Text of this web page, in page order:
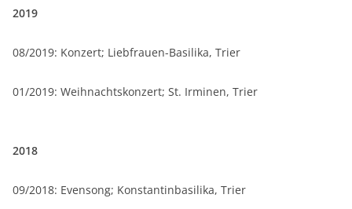
2019
08/2019: Konzert; Liebfrauen-Basilika, Trier
01/2019: Weihnachtskonzert; St. Irminen, Trier
2018
09/2018: Evensong; Konstantinbasilika, Trier